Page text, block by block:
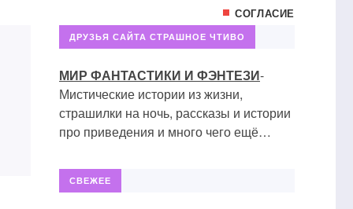
СОГЛАСИЕ
ДРУЗЬЯ САЙТА СТРАШНОЕ ЧТИВО
МИР ФАНТАСТИКИ И ФЭНТЕЗИ-
Мистические истории из жизни,
страшилки на ночь, рассказы и истории
про приведения и много чего ещё…
СВЕЖЕЕ